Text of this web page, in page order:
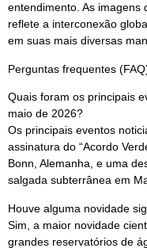
entendimento. As imagens
reflete a interconexão
em suas mais diversas
Perguntas frequentes
Quais foram os principais
maio de 2026?
Os principais eventos
assinatura do “Acordo
Bonn, Alemanha, e uma
salgada subterrânea em
Houve alguma novidade
Sim, a maior novidade
grandes reservatórios de